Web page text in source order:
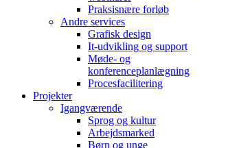
Praksisnære forløb
Andre services
Grafisk design
It-udvikling og support
Møde- og
konferenceplanlægning
Procesfacilitering
Projekter
Igangværende
Sprog og kultur
Arbejdsmarked
Børn og unge